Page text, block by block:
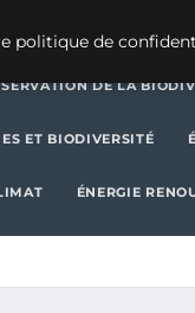
DE LA
ET BIODIVERSITÉ
ÉNERGIE
politique de